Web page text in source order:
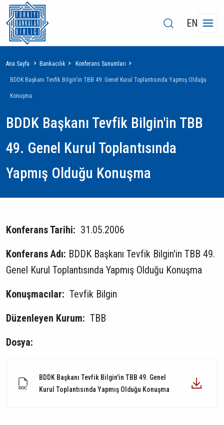
EN
Sayfa
yolu
Ana Sayfa Bankacılık Konferans Sunumları
BDDK Başkanı Tevfik Bilgin'in TBB 49. Genel Kurul Toplantısında Yapmış Olduğu
Konuşma
BDDK Başkanı Tevfik Bilgin'in TBB
49. Genel Kurul Toplantısında
Yapmış Olduğu Konuşma
Konferans Tarihi: 31.05.2006
Konferans Adı: BDDK Başkanı Tevfik Bilgin'in TBB 49.
Genel Kurul Toplantısında Yapmış Olduğu Konuşma
Konuşmacılar: Tevfik Bilgin
Düzenleyen Kurum: TBB
Dosya:
BDDK Başkanı Tevfik Bilgin'in TBB 49. Genel
Kurul Toplantısında Yapmış Olduğu Konuşma